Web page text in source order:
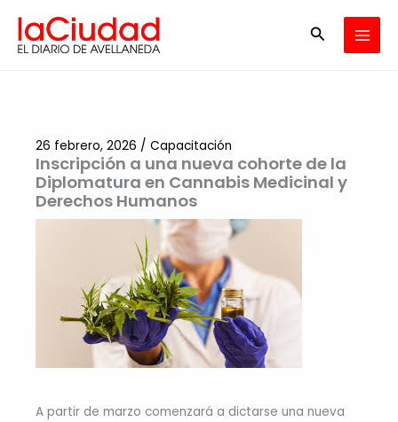
contenido
Buscar
Inscripción a una nueva cohorte de la
Diplomatura en Cannabis Medicinal y
Derechos Humanos
26 febrero, 2026 / Capacitación
A partir de marzo comenzará a dictarse una nueva